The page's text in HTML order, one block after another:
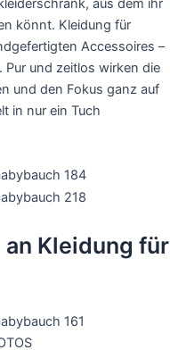
aus dem ihr
könnt. Kleidung für
Accessoires –
und zeitlos wirken die
und den Fokus ganz auf
in nur ein Tuch
an Kleidung für